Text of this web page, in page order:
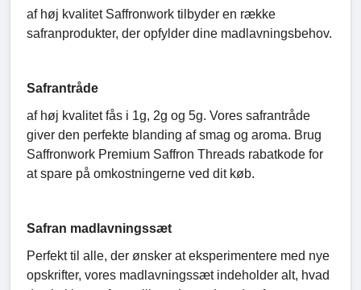
af høj kvalitet Saffronwork tilbyder en række
safranprodukter, der opfylder dine madlavningsbehov.
Safrantråde
af høj kvalitet fås i 1g, 2g og 5g. Vores safrantråde
giver den perfekte blanding af smag og aroma. Brug
Saffronwork Premium Saffron Threads rabatkode for
at spare på omkostningerne ved dit køb.
Safran madlavningssæt
Perfekt til alle, der ønsker at eksperimentere med nye
opskrifter, vores madlavningssæt indeholder alt, hvad